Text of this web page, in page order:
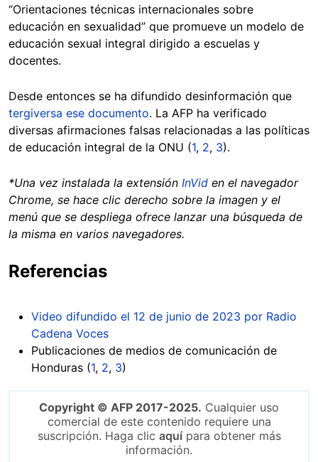
“Orientaciones técnicas internacionales sobre
educación en sexualidad” que promueve un modelo de
educación sexual integral dirigido a escuelas y
docentes.
Desde entonces se ha difundido desinformación que
tergiversa ese documento. La AFP ha verificado
diversas afirmaciones falsas relacionadas a las políticas
de educación integral de la ONU (1, 2, 3).
*Una vez instalada la extensión InVid en el navegador
Chrome, se hace clic derecho sobre la imagen y el
menú que se despliega ofrece lanzar una búsqueda de
la misma en varios navegadores.
Referencias
Video difundido el 12 de junio de 2023 por Radio
Cadena Voces
Publicaciones de medios de comunicación de
Honduras (1, 2, 3)
Copyright © AFP 2017-2025. Cualquier uso
comercial de este contenido requiere una
suscripción. Haga clic aquípara obtener más
información.